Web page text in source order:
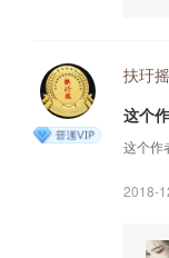
扶玗
这个
这个作
2018-